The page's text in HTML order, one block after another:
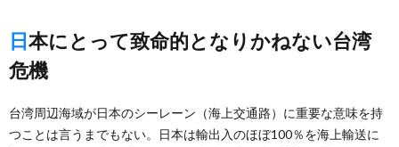
日本にとって致命的となりかねない台湾
危機
台湾周辺海域が日本のシーレーン（海上交通路）に重要な意味を持
つことは言うまでもない。日本は輸出入のほぼ100％を海上輸送に